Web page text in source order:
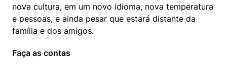
nova cultura, em um novo idioma, nova temperatura
e pessoas, e ainda pesar que estará distante da
família e dos amigos.
Faça as contas